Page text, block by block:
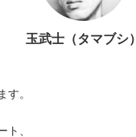
玉武士（タマブシ）
す。
ト、